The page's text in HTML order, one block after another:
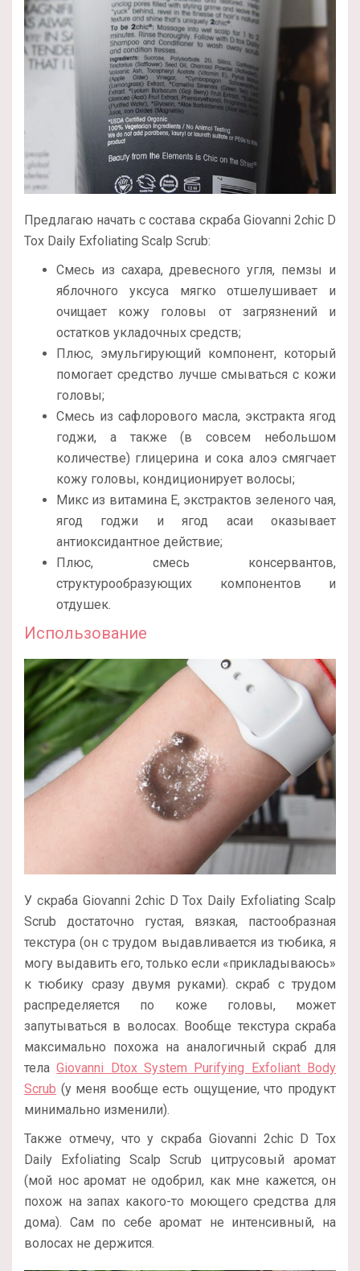
Предлагаю начать с состава скраба Giovanni 2chic D
Tox Daily Exfoliating Scalp Scrub:
Смесь из сахара, древесного угля, пемзы и
яблочного уксуса мягко отшелушивает и
очищает кожу головы от загрязнений и
остатков укладочных средств;
Плюс, эмульгирующий компонент, который
помогает средство лучше смываться с кожи
головы;
Смесь из сафлорового масла, экстракта ягод
годжи, а также (в совсем небольшом
количестве) глицерина и сока алоэ смягчает
кожу головы, кондиционирует волосы;
Микс из витамина Е, экстрактов зеленого чая,
ягод годжи и ягод асаи оказывает
антиоксидантное действие;
Плюс, смесь консервантов,
структурообразующих компонентов и
отдушек.
Использование
У скраба Giovanni 2chic D Tox Daily Exfoliating Scalp
Scrub достаточно густая, вязкая, пастообразная
текстура (он с трудом выдавливается из тюбика, я
могу выдавить его, только если «прикладываюсь»
к тюбику сразу двумя руками). скраб с трудом
распределяется по коже головы, может
запутываться в волосах. Вообще текстура скраба
максимально похожа на аналогичный скраб для
телаGiovanni Dtox System Purifying Exfoliant Body
Scrub (у меня вообще есть ощущение, что продукт
минимально изменили).
Также отмечу, что у скраба Giovanni 2chic D Tox
Daily Exfoliating Scalp Scrub цитрусовый аромат
(мой нос аромат не одобрил, как мне кажется, он
похож на запах какого-то моющего средства для
дома). Сам по себе аромат не интенсивный, на
волосах не держится.